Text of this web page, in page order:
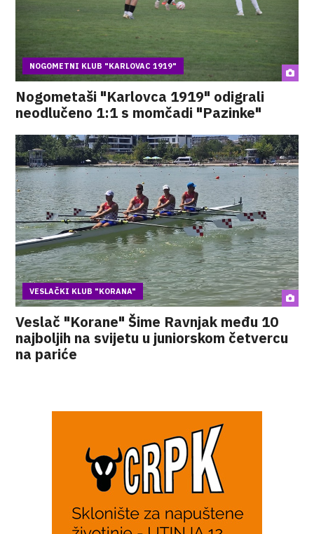
NOGOMETNI KLUB "KARLOVAC 1919"
Nogometaši "Karlovca 1919" odigrali
neodlučeno 1:1 s momčadi "Pazinke"
VESLAČKI KLUB "KORANA"
Veslač "Korane" Šime Ravnjak među 10
najboljih na svijetu u juniorskom četvercu
na pariće